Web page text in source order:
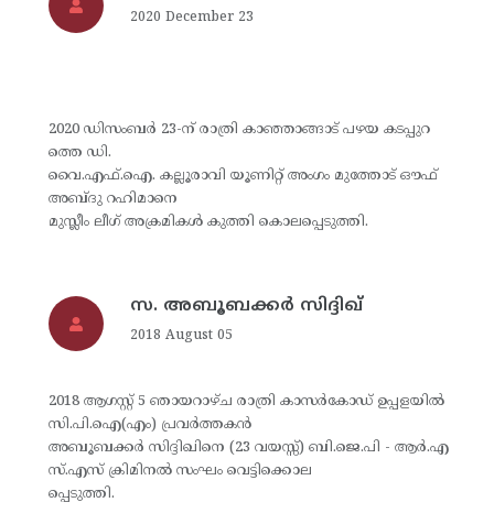
2020 December 23
2020 ഡിസംബര്‍ 23-ന് രാത്രി കാഞ്ഞാങ്ങാട് പഴയ കടപ്പുറ
ത്തെ ഡി.
വൈ.എഫ്.ഐ. കല്ലൂരാവി യൂണിറ്റ് അംഗം മുത്തോട് ഔഫ്
അബ്ദു റഹിമാനെ
മുസ്ലീം ലീഗ് അക്രമികള്‍ കുത്തി കൊലപ്പെടുത്തി.
സ. അബൂബക്കര്‍ സിദ്ദിഖ്
2018 August 05
2018 ആഗസ്റ്റ് 5 ഞായറാഴ്ച രാത്രി കാസര്‍കോഡ് ഉപ്പളയില്‍
സി.പി.ഐ(എം) പ്രവര്‍ത്തകന്‍
അബൂബക്കര്‍ സിദ്ദിഖിനെ (23 വയസ്സ്) ബി.ജെ.പി - ആര്‍.എ
സ്.എസ് ക്രിമിനല്‍ സംഘം വെട്ടിക്കൊല
പ്പെടുത്തി.